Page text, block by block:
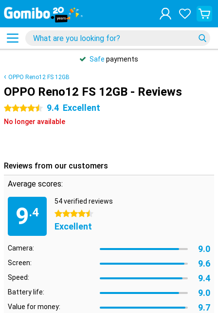
Safe payments
OPPO Reno12 FS 12GB
OPPO Reno12 FS 12GB - Reviews
4.5 stars 9.4 Excellent
No longer available
Reviews from our customers
Average scores:
9.4
54 verified reviews
4.5 stars
Excellent
Camera: 9.0
Screen: 9.6
Speed: 9.4
Battery life: 9.0
Value for money: 9.7